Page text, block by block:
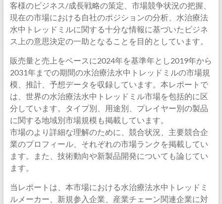
客様のビジネス/成長戦略の策定、市場競争状況の把握、
現在の市場における自社のポジションの分析、水治療法
水中トレッドミルに関する十分な情報に基づいたビジネ
ス上の意思決定の一助となることを目的としています。
販売量と売上をベースに2024年を基準年とし2019年から
2031年までの期間の水治療法水中トレッドミルの市場規
模、推計、予想データを収録しています。本レポートで
は、世界の水治療法水中トレッドミル市場を包括的に区
分しています。タイプ別、用途別、プレイヤー別の製品
に関する地域別市場規模も掲載しています。
市場のより詳細な理解のために、競合状況、主要競合企
業のプロフィール、それぞれの市場ランクを掲載してい
ます。また、技術動向や新製品開発についても論じてい
ます。
当レポートは、本市場における水治療法水中トレッドミ
ルメーカー、新規参入企業、産業チェーン関連企業に対